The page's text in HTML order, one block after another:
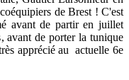
de Brest ! C'est
avant de partir en juillet
avant de porter la tunique
apprécié au actuelle 6e